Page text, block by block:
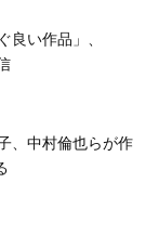
良い作品」、
、中村倫也らが作